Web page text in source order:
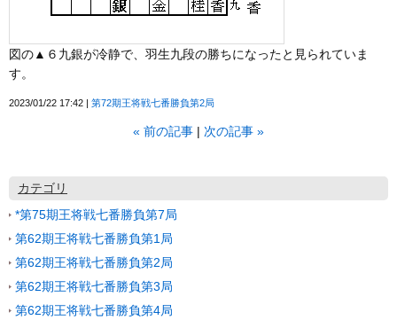
図の▲６九銀が冷静で、羽生九段の勝ちになったと見られていま
す。
2023/01/22 17:42 第72期王将戦七番勝負第2局
« 前の記事 次の記事 »
カテゴリ
*第75期王将戦七番勝負第7局
第62期王将戦七番勝負第1局
第62期王将戦七番勝負第2局
第62期王将戦七番勝負第3局
第62期王将戦七番勝負第4局